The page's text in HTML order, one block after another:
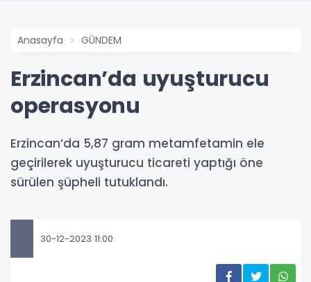
Anasayfa GÜNDEM
Erzincan’da uyuşturucu
operasyonu
Erzincan’da 5,87 gram metamfetamin ele
geçirilerek uyuşturucu ticareti yaptığı öne
sürülen şüpheli tutuklandı.
30-12-2023 11:00